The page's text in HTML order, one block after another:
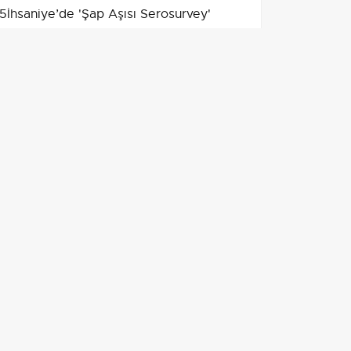
5İhsaniye’de 'Şap Aşısı Serosurvey'